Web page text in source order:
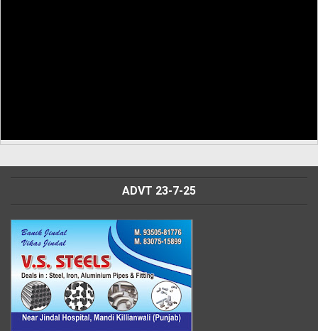
ADVT 23-7-25